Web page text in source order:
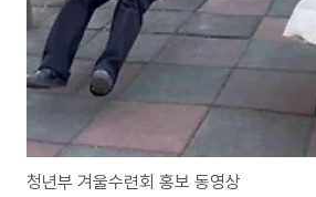
청년부 겨울수련회 홍보 동영상